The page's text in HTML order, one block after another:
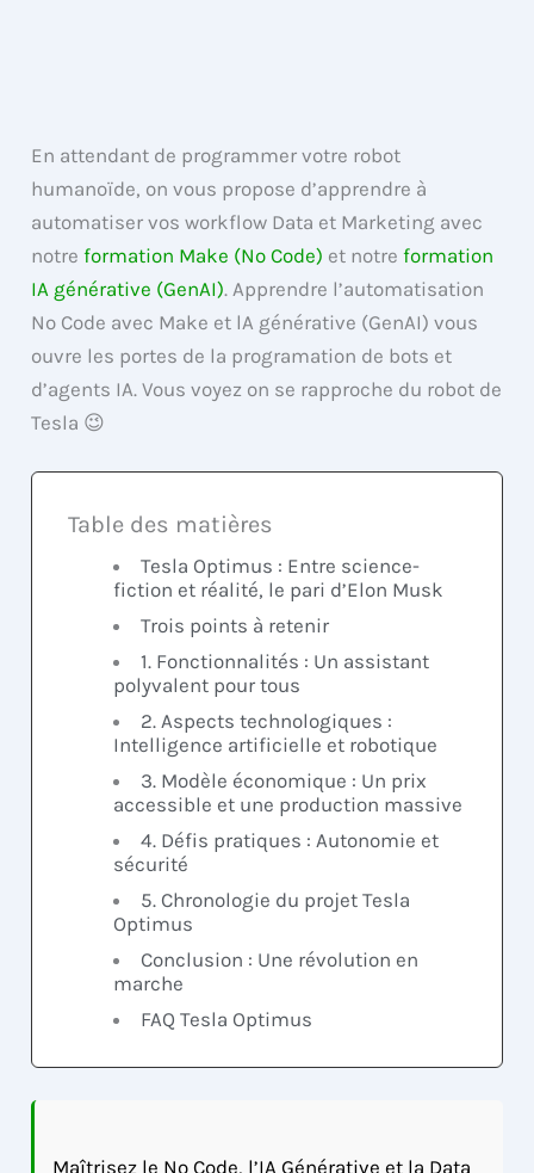
En attendant de programmer votre robot
humanoïde, on vous propose d’apprendre à
automatiser vos workflow Data et Marketing avec
notreformation Make (No Code) et notreformation
IA générative (GenAI). Apprendre l’automatisation
No Code avec Make et lA générative (GenAI) vous
ouvre les portes de la programation de bots et
d’agents IA. Vous voyez on se rapproche du robot de
Tesla 😉
Table des matières
Tesla Optimus : Entre science-
fiction et réalité, le pari d’Elon Musk
Trois points à retenir
1. Fonctionnalités : Un assistant
polyvalent pour tous
2. Aspects technologiques :
Intelligence artificielle et robotique
3. Modèle économique : Un prix
accessible et une production massive
4. Défis pratiques : Autonomie et
sécurité
5. Chronologie du projet Tesla
Optimus
Conclusion : Une révolution en
marche
FAQ Tesla Optimus
Maîtrisez le No Code, l’IA Générative et la Data